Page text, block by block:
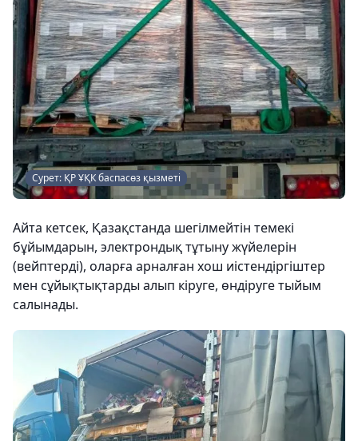
Сурет: ҚР ҰҚК баспасөз қызметі
Айта кетсек, Қазақстанда шегілмейтін темекі
бұйымдарын, электрондық тұтыну жүйелерін
(вейптерді), оларға арналған хош иістендіргіштер
мен сұйықтықтарды алып кіруге, өндіруге тыйым
салынады.